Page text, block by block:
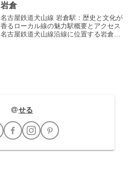
岩倉
名古屋鉄道犬山線 岩倉駅：歴史と文化が
香るローカル線の魅力駅概要とアクセス
名古屋鉄道犬山線沿線に位置する岩倉駅
せる